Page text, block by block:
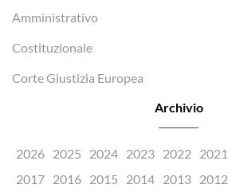
Amministrativo
Costituzionale
Corte Giustizia Europea
Archivio
2026 2025 2024 2023 2022 2021
2017 2016 2015 2014 2013 2012